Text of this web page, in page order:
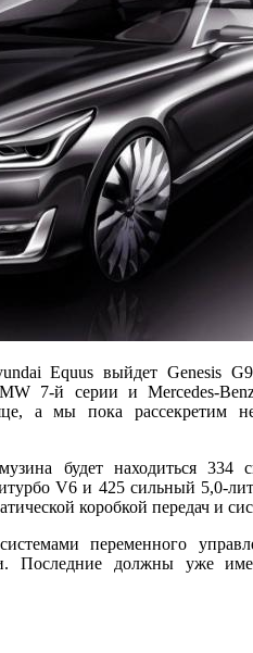
Equus выйдет Genesis
7-й серии и Mercedes-
а мы пока рассекретим
будет находиться 334
V6 и 425 сильный 5,0-
коробкой передач и
переменного
Последние должны уже